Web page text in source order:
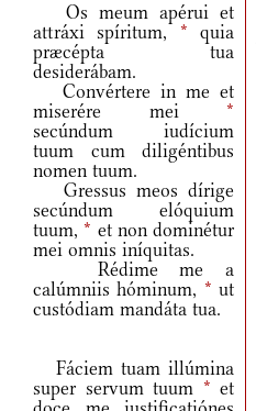
Os meum apérui et
attráxi spíritum, * quia
præcépta tua
desiderábam.
Convértere in me et
miserére mei *
secúndum iudícium
tuum cum diligéntibus
nomen tuum.
Gressus meos dírige
secúndum elóquium
tuum,* et non dominétur
mei omnis iníquitas.
Rédime me a
calúmniis hóminum, * ut
custódiam mandáta tua.
Fáciem tuam illúmina
super servum tuum * et